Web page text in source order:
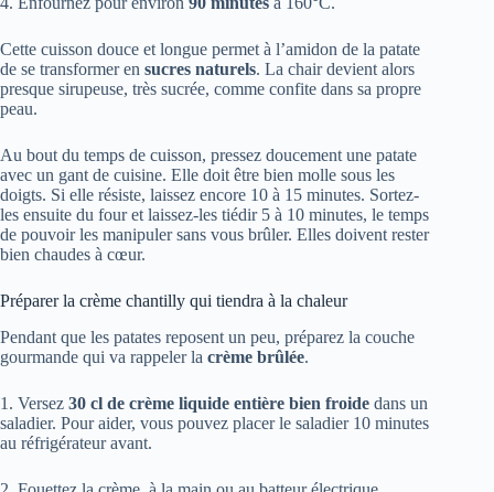
Cette cuisson douce et longue permet à l’amidon de la patate
de se transformer en sucres naturels. La chair devient alors
presque sirupeuse, très sucrée, comme confite dans sa propre
peau.
Au bout du temps de cuisson, pressez doucement une patate
avec un gant de cuisine. Elle doit être bien molle sous les
doigts. Si elle résiste, laissez encore 10 à 15 minutes. Sortez-
les ensuite du four et laissez-les tiédir 5 à 10 minutes, le temps
de pouvoir les manipuler sans vous brûler. Elles doivent rester
bien chaudes à cœur.
Préparer la crème chantilly qui tiendra à la chaleur
Pendant que les patates reposent un peu, préparez la couche
gourmande qui va rappeler la crème brûlée.
1. Versez 30 cl de crème liquide entière bien froide dans un
saladier. Pour aider, vous pouvez placer le saladier 10 minutes
au réfrigérateur avant.